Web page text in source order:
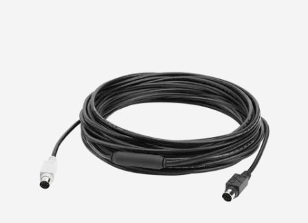
LOGITECH